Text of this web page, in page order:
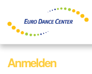
main
Anmelden